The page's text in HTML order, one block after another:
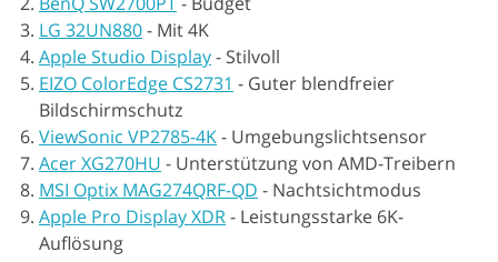
LG 32UN880- Mit 4K
Apple Studio Display- Stilvoll
EIZO ColorEdge CS2731 - Guter blendfreier
Bildschirmschutz
ViewSonic VP2785-4K- Umgebungslichtsensor
Acer XG270HU - Unterstützung von AMD-Treibern
MSI Optix MAG274QRF-QD - Nachtsichtmodus
Apple Pro Display XDR- Leistungsstarke 6K-
Auflösung